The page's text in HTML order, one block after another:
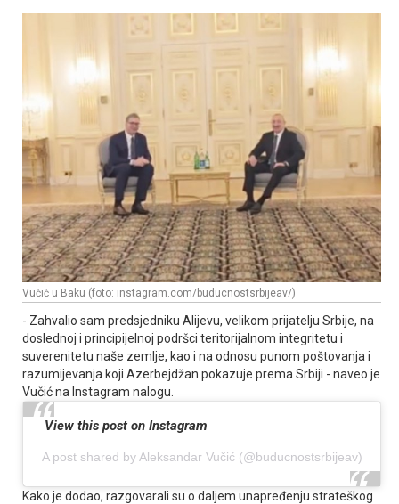
Vučić u Baku (foto: instagram.com/buducnostsrbijeav/)
- Zahvalio sam predsjedniku Alijevu, velikom prijatelju Srbije, na
doslednoj i principijelnoj podršci teritorijalnom integritetu i
suverenitetu naše zemlje, kao i na odnosu punom poštovanja i
razumijevanja koji Azerbejdžan pokazuje prema Srbiji - naveo je
Vučić na Instagram nalogu.
View this post on Instagram
A post shared by Aleksandar Vučić (@buducnostsrbijeav)
Kako je dodao, razgovarali su o daljem unapređenju strateškog